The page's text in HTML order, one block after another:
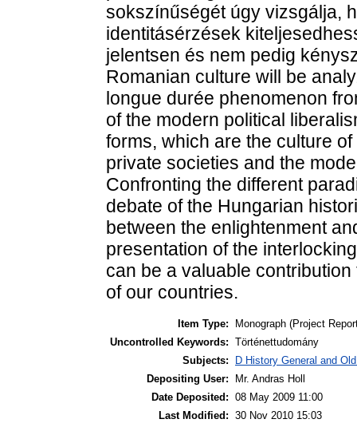
sokszínűségét úgy vizsgálja,
identitásérzések
jelentsen és nem pedig
Romanian culture will be
longue durée phenomenon
of the modern political
forms, which are the culture
private societies and the
Confronting the different
debate of the Hungarian
between the enlightenment
presentation of the
can be a valuable
of our countries.
Item Type:
Monograph (Project
Uncontrolled Keywords: Történettudomány
Subjects:
D History General and
Depositing User:
Mr. Andras Holl
Date Deposited: 08 May 2009 11:00
Last Modified: 30 Nov 2010 15:03